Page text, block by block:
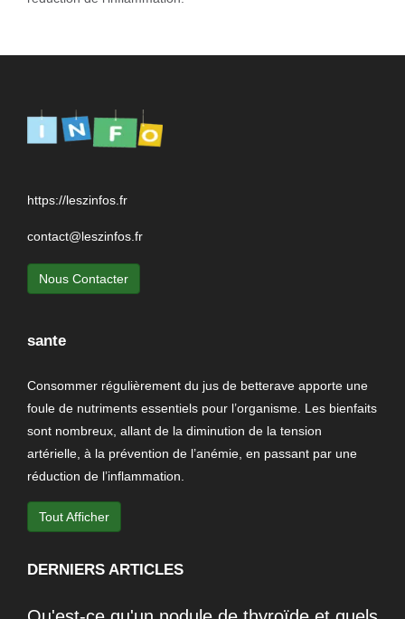
https://leszinfos.fr
contact@leszinfos.fr
Nous Contacter
sante
Consommer régulièrement du jus de betterave apporte une
foule de nutriments essentiels pour l’organisme. Les bienfaits
sont nombreux, allant de la diminution de la tension
artérielle, à la prévention de l’anémie, en passant par une
réduction de l’inflammation.
Tout Afficher
DERNIERS ARTICLES